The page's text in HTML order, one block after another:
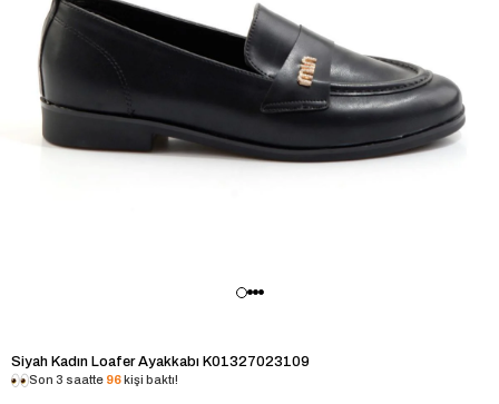
Siyah Kadın Loafer Ayakkabı K01327023109
Son 3 saatte 96kişi baktı!